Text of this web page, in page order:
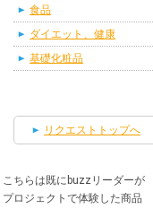
食品
ダイエット、健康
基礎化粧品
リクエストトップへ
こちらは既にbuzzリーダーが
プロジェクトで体験した商品